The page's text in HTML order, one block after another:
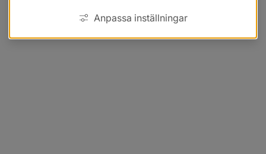
Anpassa inställningar